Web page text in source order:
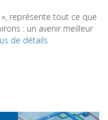
représente tout ce que
: un avenir meilleur
de détails